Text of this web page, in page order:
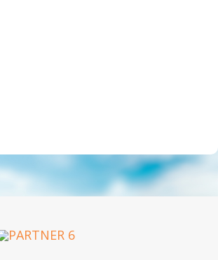
OUR PARTNERS